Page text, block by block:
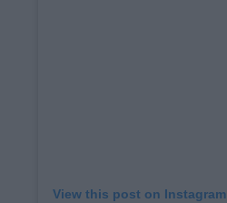
View this post on Instagram